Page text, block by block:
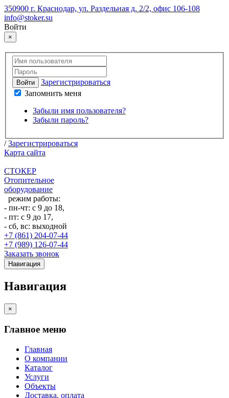
350900 г. Краснодар, ул. Раздельная д. 2/2, офис 106-108
info@stoker.su
Войти
×
Войти
Зарегистрироваться
Запомнить меня
Забыли имя пользователя?
Забыли пароль?
/Зарегистрироваться
Карта сайта
СТОКЕР
Отопительное
оборудование
режим работы:
- пн-чт: с 9 до 18,
- пт: с 9 до 17,
- сб, вс: выходной
+7 (861) 204-07-44
+7 (989) 126-07-44
Заказать звонок
Навигация
Навигация
×
Главное меню
Главная
О компании
Каталог
Услуги
Объекты
Доставка, оплата